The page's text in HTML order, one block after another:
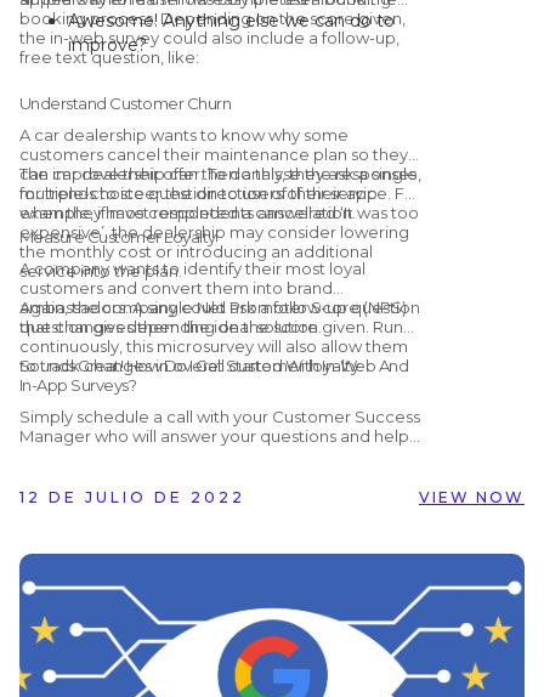
booking process. Depending on the score given,
the in-web survey could also include a follow-up,
free text question, like:
Awesome! Anything else we can do to
improve?
Thank you! How can we make the
booking process easier?
Understand Customer Churn
A car dealership wants to know why some
customers cancel their maintenance plan so they
can improve their offer. To do this, they ask a single,
multiple-choice question to users of their app
when they have completed a cancellation.
The car dealership can then analyse the responses
for trends to steer the direction of their service. For
example, if most respondents answered ‘It was too
expensive’, the dealership may consider lowering
the monthly cost or introducing an additional
service into the plan.
Measure Customer Loyalty
A company wants to identify their most loyal
customers and convert them into brand
ambassadors. A single Net Promoter Score (NPS)
question gives them the ideal solution.
Again, the company could ask a follow-up question
that changes depending on the score given. Run
continuously, this microsurvey will also allow them
to track changes in overall customer loyalty.
Sounds Great! How Do I Get Started With In-Web And
In-App Surveys?
Simply schedule a call with your Customer Success
Manager who will answer your questions and help
find out more, you can schedule a
12 DE JULIO DE 2022 VIEW NOW